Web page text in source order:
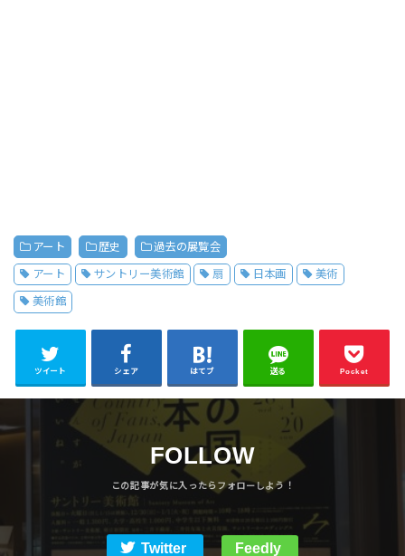
アート 歴史 過去の展覧会
アート サントリー美術館 扇 日本画 美術
美術館
ツイート シェア はてブ 送る Pocket
FOLLOW
Twitter Feedly